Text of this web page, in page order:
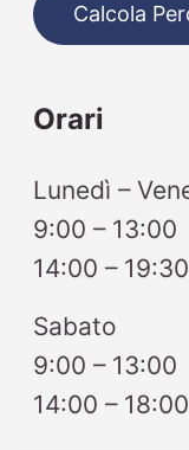
Calcola
Orari
Lunedì –
9:00 – 13:00
14:00 – 19:30
Sabato
9:00 – 13:00
14:00 – 18:00